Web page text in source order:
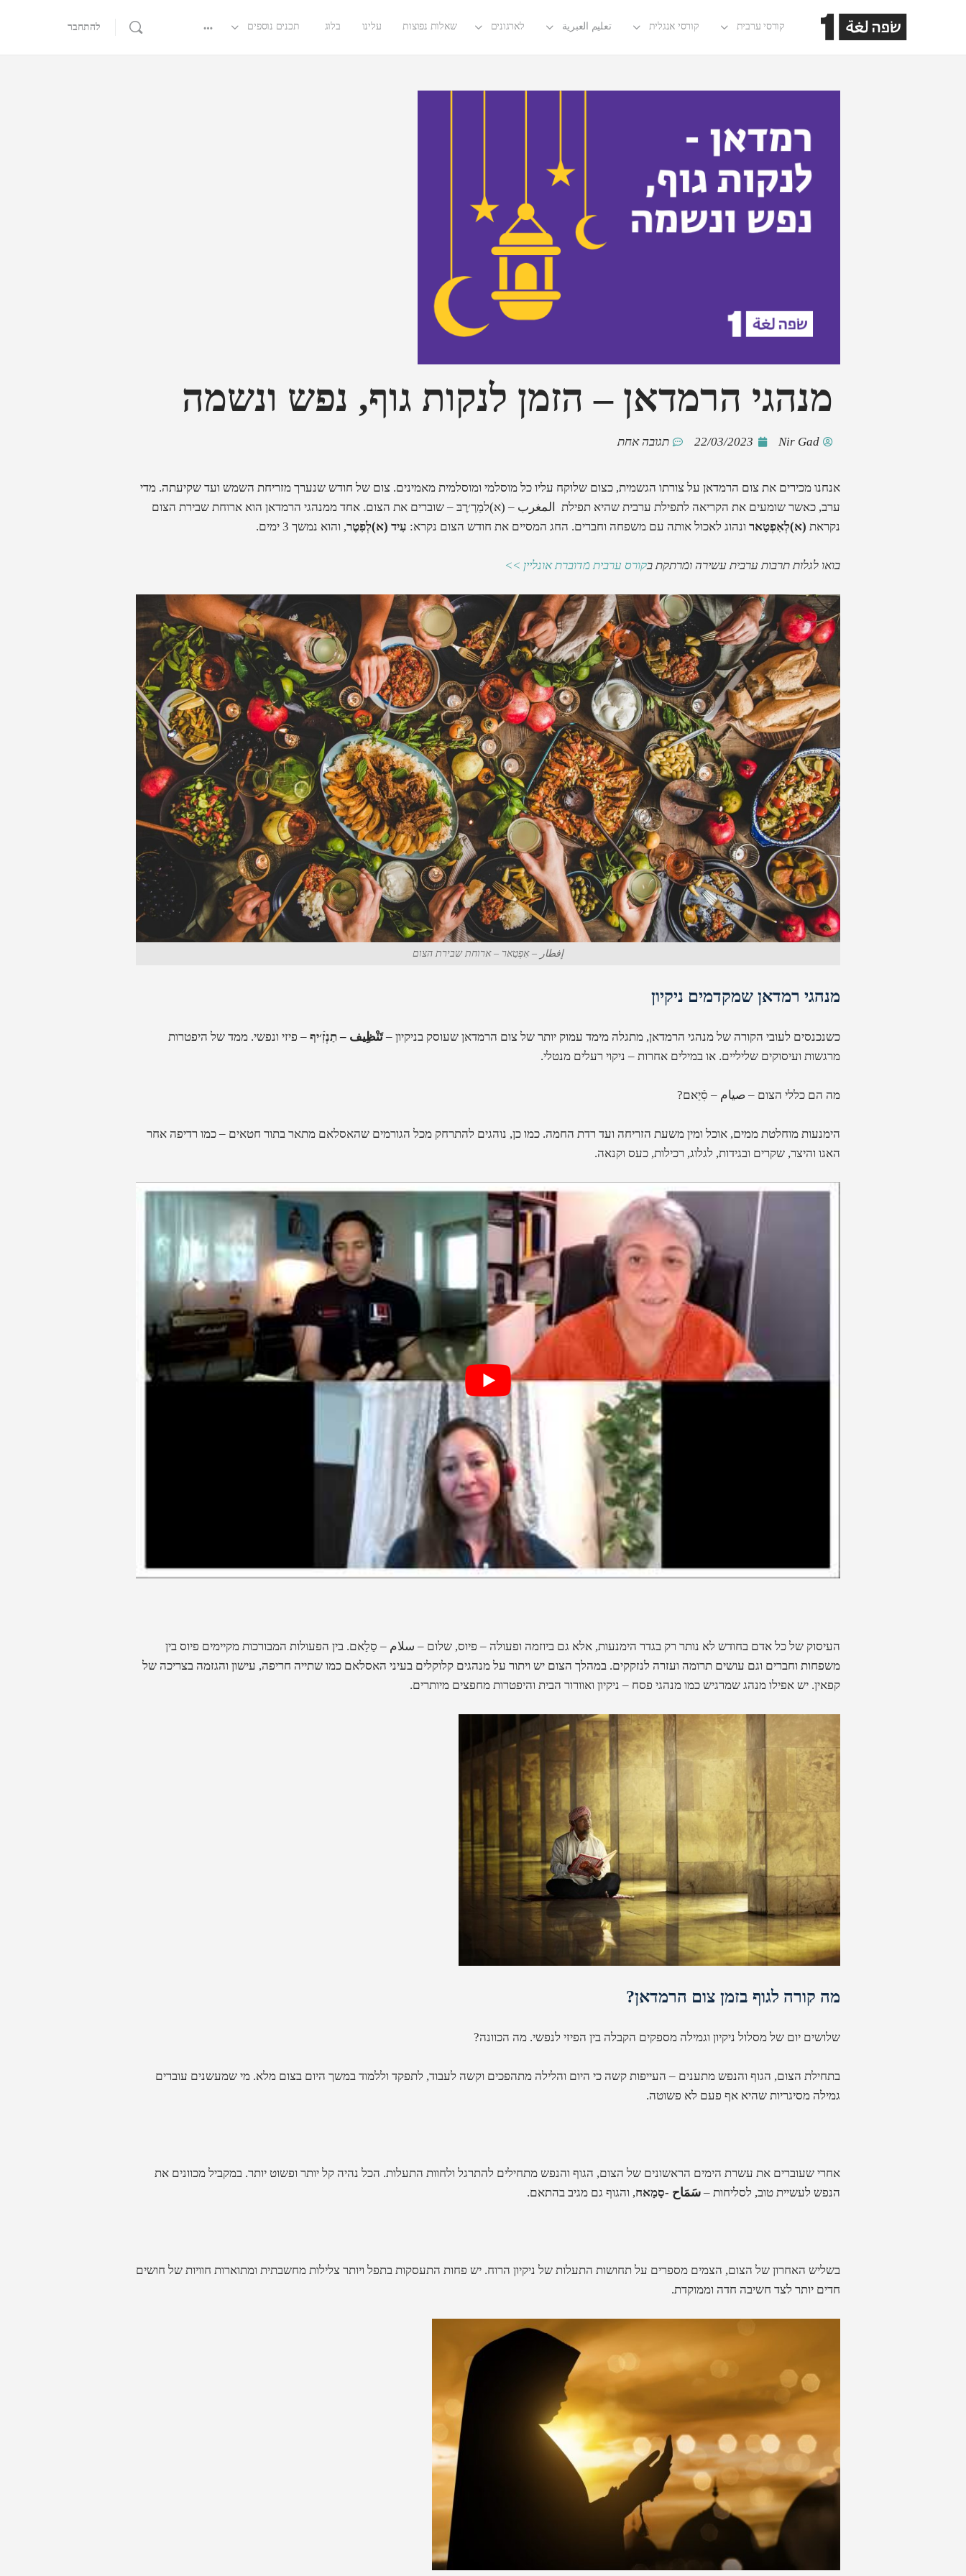
קורסי ערבית קורסי אנגלית تعليم العبرية לארגונים שאלות נפוצות עלינו בלוג תכנים נוספים להתחבר
מנהגי הרמדאן – הזמן לנקות גוף, נפש ונשמה
Nir Gad
22/03/2023 תגובה אחת
אנחנו מכירים את צום הרמדאן על צורתו הגשמית, כצום שלוקח עליו כל מוסלמי ומוסלמית מאמינים. צום של חודש שנערך מזריחת השמש ועד שקיעתה. מדי
ערב, כאשר שומעים את הקריאה לתפילת ערבית שהיא תפילת
المغرب – (א)למַרְ׳רֶבּ – שוברים את הצום. אחד ממנהגי הרמדאן הוא ארוחת שבירת הצום
נקראת (א)לְאִפְטַאר ונהוג לאכול אותה עם משפחה וחברים. החג המסיים את חודש הצום נקרא: עִיד (א)לְפִטֶר, והוא נמשך 3 ימים.
בואו לגלות תרבות ערבית עשירה ומרתקת בקורס ערבית מדוברת אונליין >>
إفطار – אִפְטַאר – ארוחת שבירת הצום
מנהגי רמדאן שמקדמים ניקיון
כשנכנסים לעובי הקורה של מנהגי הרמדאן, מתגלה מימד עמוק יותר של צום הרמדאן שעוסק בניקיון–تَنْظِيف – תַנְזִֿ׳יף – פיזי ונפשי. ממד של היפטרות
מרגשות ועיסוקים שליליים. או במילים אחרות – ניקוי רעלים מנטלי.
מה הם כללי הצום –صيام – סִֿיַאם?
הימנעות מוחלטת ממים, אוכל ומין משעת הזריחה ועד רדת החמה. כמו כן, נוהגים להתרחק מכל הגורמים שהאסלאם מתאר בתור חטאים – כמו רדיפה אחר
האגו והיצר, שקרים ובגידות, לגלוג, רכילות, כעס וקנאה.
העיסוק של כל אדם בחודש לא נותר רק בגדר הימנעות, אלא גם ביוזמה ופעולה – פיוס, שלום – سلام – סַלַאם. בין הפעולות המבורכות מקיימים פיוס בין
משפחות וחברים וגם עושים תרומה ועזרה לנזקקים. במהלך הצום יש ויתור על מנהגים קלוקלים בעיני האסלאם כמו שתייה חריפה, עישון והגזמה בצריכה של
קפאין. יש אפילו מנהג שמרגיש כמו מנהגי פסח – ניקיון ואוורור הבית והיפטרות מחפצים מיותרים.
מה קורה לגוף בזמן צום הרמדאן?
שלושים יום של מסלול ניקיון וגמילה מספקים הקבלה בין הפיזי לנפשי. מה הכוונה?
בתחילת הצום, הגוף והנפש מתענים – העייפות קשה כי היום והלילה מתהפכים וקשה לעבוד, לתפקד וללמוד במשך היום בצום מלא. מי שמעשנים עוברים
גמילה מסיגריות שהיא אף פעם לא פשוטה.
אחרי שעוברים את עשרת הימים הראשונים של הצום, הגוף והנפש מתחילים להתרגל ולחוות התעלות. הכל נהיה קל יותר ופשוט יותר. במקביל מכוונים את
הנפש לעשיית טוב, לסליחות –سَمَاح -סַמַאח, והגוף גם מגיב בהתאם.
בשליש האחרון של הצום, הצמים מספרים על תחושות התעלות של ניקיון הרוח. יש פחות התעסקות בתפל ויותר צלילות מחשבתית ומתוארות חוויות של חושים
חדים יותר לצד חשיבה חדה וממוקדת.